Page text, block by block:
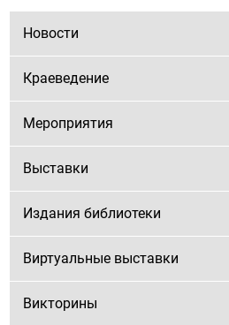
Новости
Краеведение
Мероприятия
Выставки
Издания библиотеки
Виртуальные выставки
Викторины